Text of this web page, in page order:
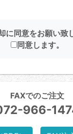
に同意をお願い致
同意します。
FAXでのご注文
966-